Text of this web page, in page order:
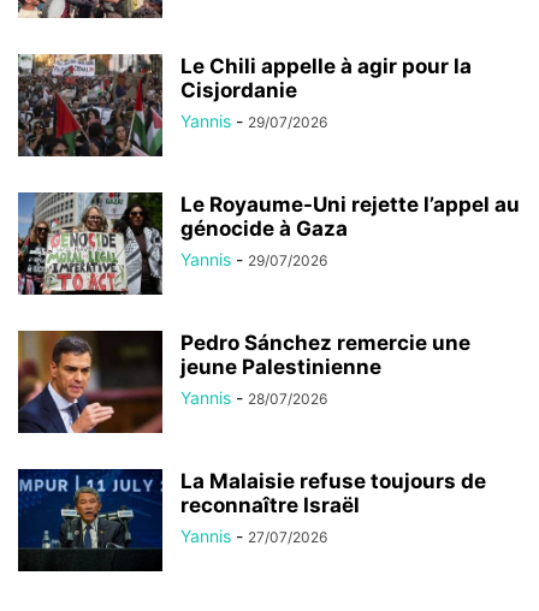
Le Chili appelle à agir pour la
Cisjordanie
Yannis - 29/07/2026
Le Royaume-Uni rejette l’appel au
génocide à Gaza
Yannis - 29/07/2026
Pedro Sánchez remercie une
jeune Palestinienne
Yannis - 28/07/2026
La Malaisie refuse toujours de
reconnaître Israël
Yannis - 27/07/2026